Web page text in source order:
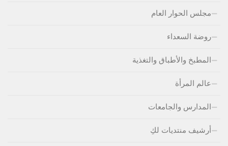
مجلس الحوار العام
روضة السعداء
المطبخ والأطباق والتغذية
عالم المرأة
المدارس والجامعات
أرشيف منتديات لكِ